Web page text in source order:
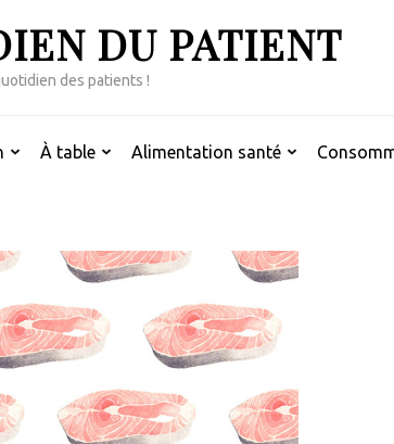
DU PATIENT
des patients !
À table Alimentation santé